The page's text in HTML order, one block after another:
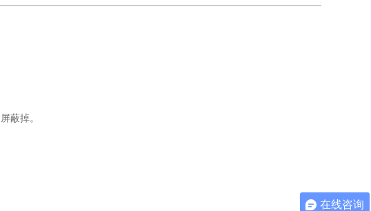
蔽掉。
在线咨询